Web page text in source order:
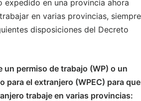
expedido en una provincia ahora
en varias provincias, siempre
disposiciones del Decreto
un permiso de trabajo (WP) o un
para el extranjero (WPEC) para que
trabaje en varias provincias: